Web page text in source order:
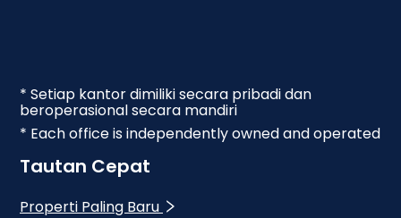
* Setiap kantor dimiliki secara pribadi dan
beroperasional secara mandiri
* Each office is independently owned and operated
Tautan Cepat
Properti Paling Baru